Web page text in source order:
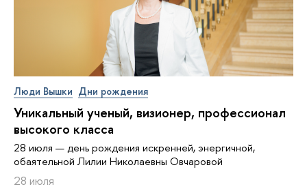
Люди Вышки Дни рождения
Уникальный ученый, визионер, про­фес­си­о­нал
высокого класса
28 июля — день рождения искренней, энергичной,
обаятельной Лилии Николаевны Овчаровой
28 июля